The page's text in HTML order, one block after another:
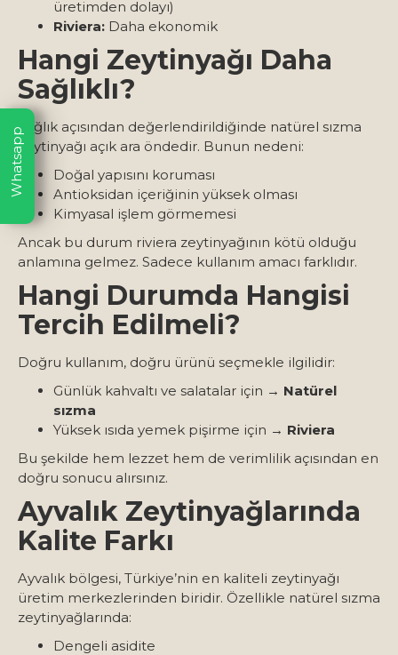
üretimden dolayı)
Riviera: Daha ekonomik
Hangi Zeytinyağı Daha
Sağlıklı?
Sağlık açısından değerlendirildiğinde natürel sızma
zeytinyağı açık ara öndedir. Bunun nedeni:
Doğal yapısını koruması
Antioksidan içeriğinin yüksek olması
Kimyasal işlem görmemesi
Ancak bu durum riviera zeytinyağının kötü olduğu
anlamına gelmez. Sadece kullanım amacı farklıdır.
Hangi Durumda Hangisi
Tercih Edilmeli?
Doğru kullanım, doğru ürünü seçmekle ilgilidir:
Günlük kahvaltı ve salatalar için → Natürel
sızma
Yüksek ısıda yemek pişirme için → Riviera
Bu şekilde hem lezzet hem de verimlilik açısından en
doğru sonucu alırsınız.
Ayvalık Zeytinyağlarında
Kalite Farkı
Ayvalık bölgesi, Türkiye’nin en kaliteli zeytinyağı
üretim merkezlerinden biridir. Özellikle natürel sızma
zeytinyağlarında:
Dengeli asidite
Whatsapp